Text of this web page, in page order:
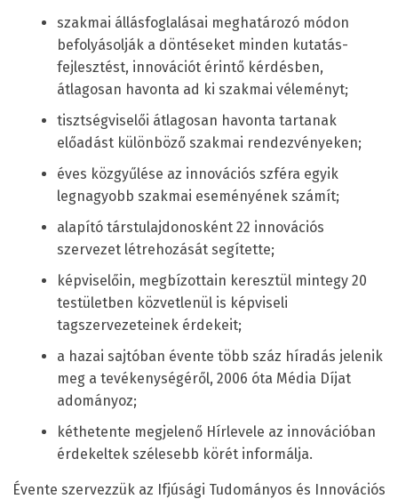
szakmai állásfoglalásai meghatározó módon
befolyásolják a döntéseket minden kutatás-
fejlesztést, innovációt érintő kérdésben,
átlagosan havonta ad ki szakmai véleményt;
tisztségviselői átlagosan havonta tartanak
előadást különböző szakmai rendezvényeken;
éves közgyűlése az innovációs szféra egyik
legnagyobb szakmai eseményének számít;
alapító társtulajdonosként 22 innovációs
szervezet létrehozását segítette;
képviselőin, megbízottain keresztül mintegy 20
testületben közvetlenül is képviseli
tagszervezeteinek érdekeit;
a hazai sajtóban évente több száz híradás jelenik
meg a tevékenységéről, 2006 óta Média Díjat
adományoz;
kéthetente megjelenő Hírlevele az innovációban
érdekeltek szélesebb körét informálja.
Évente szervezzük az Ifjúsági Tudományos és Innovációs